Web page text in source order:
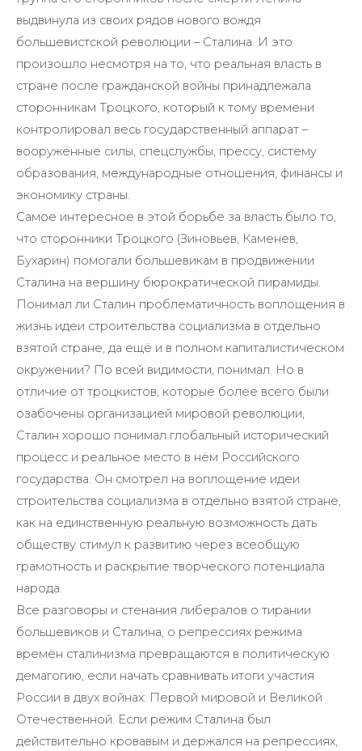
выдвинула из своих рядов нового вождя
большевистской революции – Сталина. И это
произошло несмотря на то, что реальная власть в
стране после гражданской войны принадлежала
сторонникам Троцкого, который к тому времени
контролировал весь государственный аппарат –
вооружённые силы, спецслужбы, прессу, систему
образования, международные отношения, финансы и
экономику страны.
Самое интересное в этой борьбе за власть было то,
что сторонники Троцкого (Зиновьев, Каменев,
Бухарин) помогали большевикам в продвижении
Сталина на вершину бюрократической пирамиды.
Понимал ли Сталин проблематичность воплощения в
жизнь идеи строительства социализма в отдельно
взятой стране, да ещё и в полном капиталистическом
окружении? По всей видимости, понимал. Но в
отличие от троцкистов, которые более всего были
озабочены организацией мировой революции,
Сталин хорошо понимал глобальный исторический
процесс и реальное место в нём Российского
государства. Он смотрел на воплощение идеи
строительства социализма в отдельно взятой стране,
как на единственную реальную возможность дать
обществу стимул к развитию через всеобщую
грамотность и раскрытие творческого потенциала
народа.
Все разговоры и стенания либералов о тирании
большевиков и Сталина, о репрессиях режима
времён сталинизма превращаются в политическую
демагогию, если начать сравнивать итоги участия
России в двух войнах: Первой мировой и Великой
Отечественной. Если режим Сталина был
действительно кровавым и держался на репрессиях,